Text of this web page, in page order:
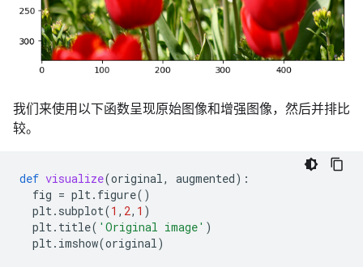
我们来使用以下函数呈现原始图像和增强图像，然后并排比
较。
def visualize(original, augmented):
fig = plt. figure()
plt. subplot(1 , 2, 1 )
plt. title( 'Original image' )
plt. imshow(original)